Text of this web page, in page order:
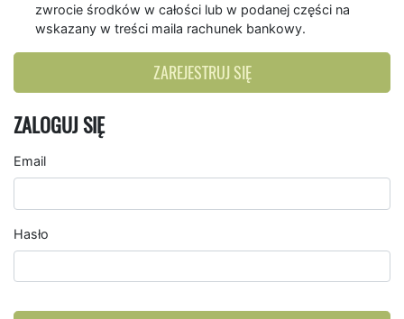
zwrocie środków w całości lub w podanej części na
wskazany w treści maila rachunek bankowy.
ZAREJESTRUJ SIĘ
ZALOGUJ SIĘ
Email
Hasło